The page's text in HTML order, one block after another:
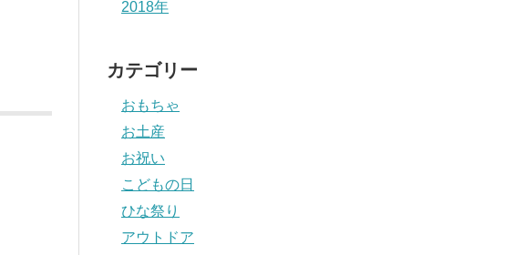
2018年
カテゴリー
おもちゃ
お土産
お祝い
こどもの日
ひな祭り
アウトドア